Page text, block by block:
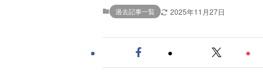
過去記事一覧 2025年11月27日